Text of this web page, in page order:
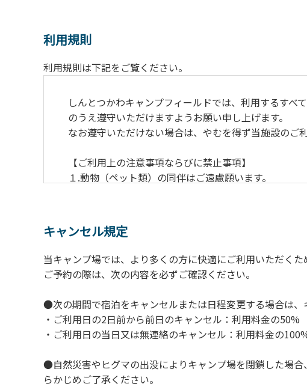
利用規則
利用規則は下記をご覧ください。
しんとつかわキャンプフィールドでは、利用するす
のうえ遵守いただけますようお願い申し上げます。
なお遵守いただけない場合は、やむを得ず当施設のご
【ご利用上の注意事項ならびに禁止事項】
１.動物（ペット類）の同伴はご遠慮願います。
４.午後10時以降の花火の使用は禁止です。
５.周囲に迷惑となるような行為（大音量の音楽、カ
６.芝生や地面での直火による焚き火、BBQ、キャン
７.バンガローに設置しているバーベキューコンロ及び
８.バンガローの芝生にはテントは張らないでください
９.各自で出されましたゴミは全てお持ち帰りください
10.施設内および駐車場などで起きた金品等の盗難、
11.施設の利用については管理人の指示に従ってくだ
キャンセル規定
当キャンプ場では、より多くの方に快適にご利用いただくた
ご予約の際は、次の内容を必ずご確認ください。
●次の期間で宿泊をキャンセルまたは日程変更する場合は、
・ご利用日の2日前から前日のキャンセル：利用料金の50%
・ご利用日の当日又は無連絡のキャンセル：利用料金の
●自然災害やヒグマの出没によりキャンプ場を閉鎖した場
らかじめご了承ください。